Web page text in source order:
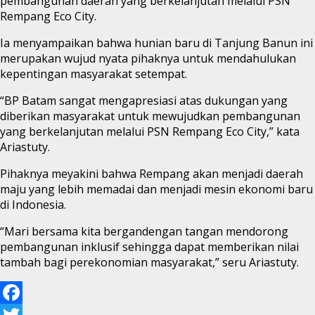
Rempang Eco City.
Ia menyampaikan bahwa hunian baru di Tanjung Banun ini
merupakan wujud nyata pihaknya untuk mendahulukan
kepentingan masyarakat setempat.
“BP Batam sangat mengapresiasi atas dukungan yang
diberikan masyarakat untuk mewujudkan pembangunan
yang berkelanjutan melalui PSN Rempang Eco City,” kata
Ariastuty.
Pihaknya meyakini bahwa Rempang akan menjadi daerah
maju yang lebih memadai dan menjadi mesin ekonomi baru
di Indonesia.
“Mari bersama kita bergandengan tangan mendorong
pembangunan inklusif sehingga dapat memberikan nilai
tambah bagi perekonomian masyarakat,” seru Ariastuty.